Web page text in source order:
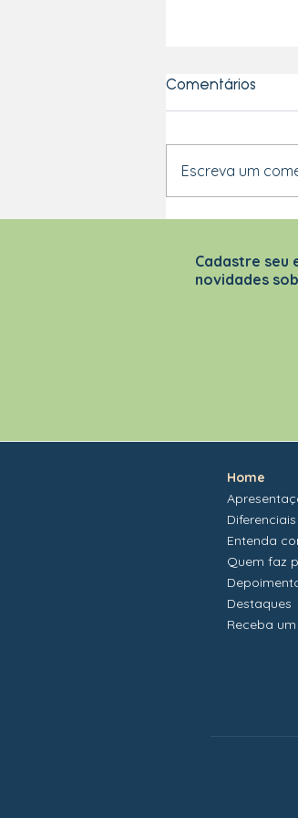
INSPIRAMAIS
Comentários
Escreva um
Cadastre seu
novidades
Home
Diferenciais
Entenda
Quem faz
Destaques
Receba